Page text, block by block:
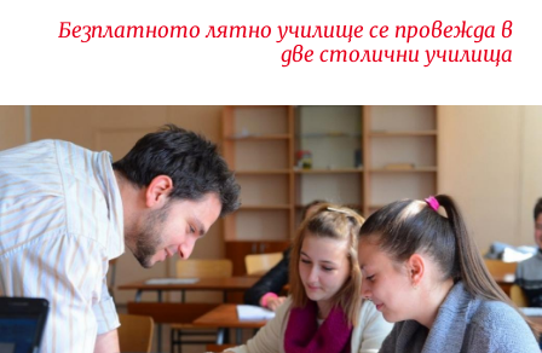
Безплатното лятно училище се провежда в
две столични училища